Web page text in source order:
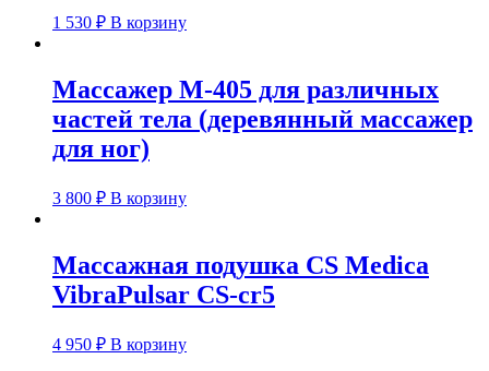
1 530 ₽ В корзину
Массажер М-405 для различных
частей тела (деревянный массажер
для ног)
3 800 ₽ В корзину
Массажная подушка CS Medica
VibraPulsar CS-cr5
4 950 ₽ В корзину